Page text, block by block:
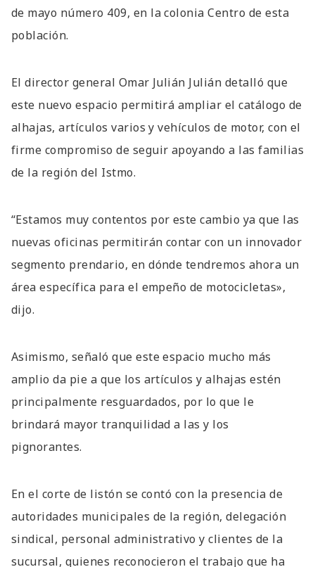
de mayo número 409, en la colonia Centro de esta
población.
El director general Omar Julián Julián detalló que
este nuevo espacio permitirá ampliar el catálogo de
alhajas, artículos varios y vehículos de motor, con el
firme compromiso de seguir apoyando a las familias
de la región del Istmo.
“Estamos muy contentos por este cambio ya que las
nuevas oficinas permitirán contar con un innovador
segmento prendario, en dónde tendremos ahora un
área específica para el empeño de motocicletas»,
dijo.
Asimismo, señaló que este espacio mucho más
amplio da pie a que los artículos y alhajas estén
principalmente resguardados, por lo que le
brindará mayor tranquilidad a las y los
pignorantes.
En el corte de listón se contó con la presencia de
autoridades municipales de la región, delegación
sindical, personal administrativo y clientes de la
sucursal, quienes reconocieron el trabajo que ha